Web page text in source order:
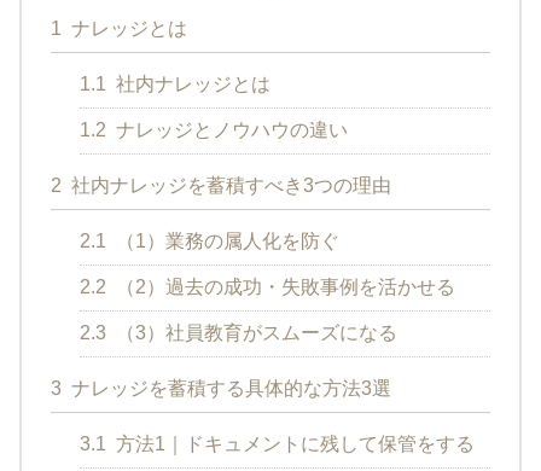
1 ナレッジとは
1.1 社内ナレッジとは
1.2 ナレッジとノウハウの違い
2 社内ナレッジを蓄積すべき3つの理由
2.1 （1）業務の属人化を防ぐ
2.2 （2）過去の成功・失敗事例を活かせる
2.3 （3）社員教育がスムーズになる
3 ナレッジを蓄積する具体的な方法3選
3.1 方法1｜ドキュメントに残して保管をする